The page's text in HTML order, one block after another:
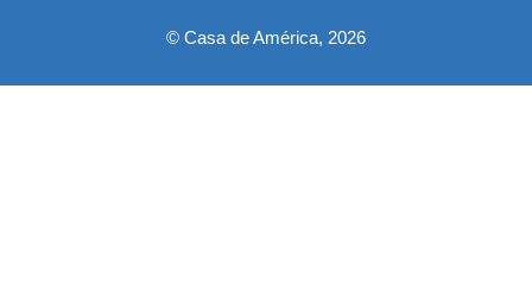
© Casa de América, 2026